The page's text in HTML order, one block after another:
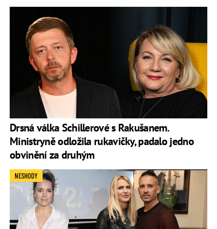
Drsná válka Schillerové s Rakušanem.
Ministryně odložila rukavičky, padalo jedno
obvinění za druhým
NESHODY